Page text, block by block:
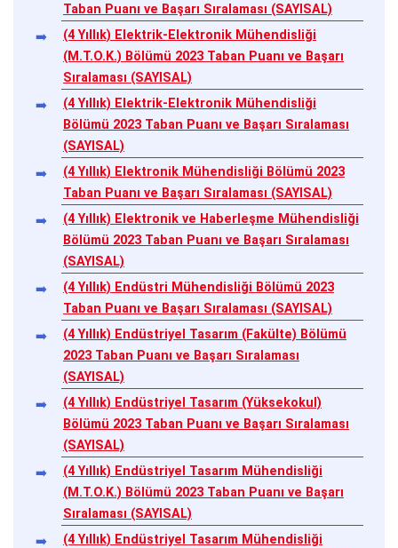
Taban Puanı ve Başarı Sıralaması (SAYISAL)
(4 Yıllık) Elektrik-Elektronik Mühendisliği
(M.T.O.K.) Bölümü 2023 Taban Puanı ve Başarı
Sıralaması (SAYISAL)
(4 Yıllık) Elektrik-Elektronik Mühendisliği
Bölümü 2023 Taban Puanı ve Başarı Sıralaması
(SAYISAL)
(4 Yıllık) Elektronik Mühendisliği Bölümü 2023
Taban Puanı ve Başarı Sıralaması (SAYISAL)
(4 Yıllık) Elektronik ve Haberleşme Mühendisliği
Bölümü 2023 Taban Puanı ve Başarı Sıralaması
(SAYISAL)
(4 Yıllık) Endüstri Mühendisliği Bölümü 2023
Taban Puanı ve Başarı Sıralaması (SAYISAL)
(4 Yıllık) Endüstriyel Tasarım (Fakülte) Bölümü
2023 Taban Puanı ve Başarı Sıralaması
(SAYISAL)
(4 Yıllık) Endüstriyel Tasarım (Yüksekokul)
Bölümü 2023 Taban Puanı ve Başarı Sıralaması
(SAYISAL)
(4 Yıllık) Endüstriyel Tasarım Mühendisliği
(M.T.O.K.) Bölümü 2023 Taban Puanı ve Başarı
Sıralaması (SAYISAL)
(4 Yıllık) Endüstriyel Tasarım Mühendisliği